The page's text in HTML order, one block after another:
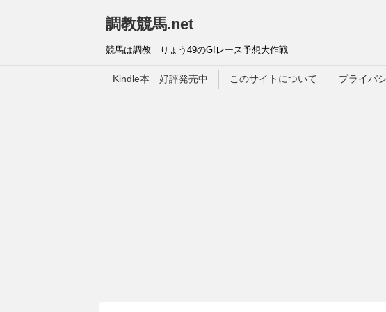
調教競馬.net
競馬は調教 りょう49のGIレース予想大作戦
Kindle本 好評発売中 このサイトについて プライバ